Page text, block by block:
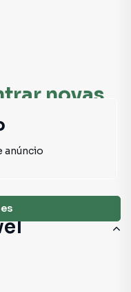
novas
mas você pode
seu contato para
anúncio